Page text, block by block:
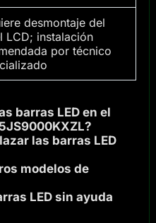
desmontaje del
LCD; instalación
por técnico
barras LED en el
las barras LED
modelos de
LED sin ayuda